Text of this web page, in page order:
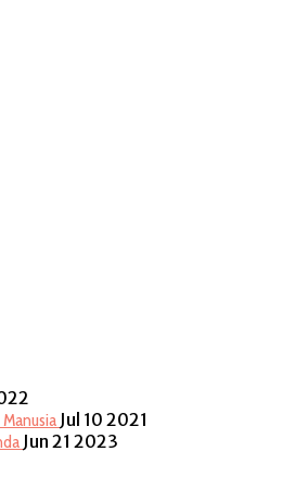
Jul 10 2021
Jun 21 2023